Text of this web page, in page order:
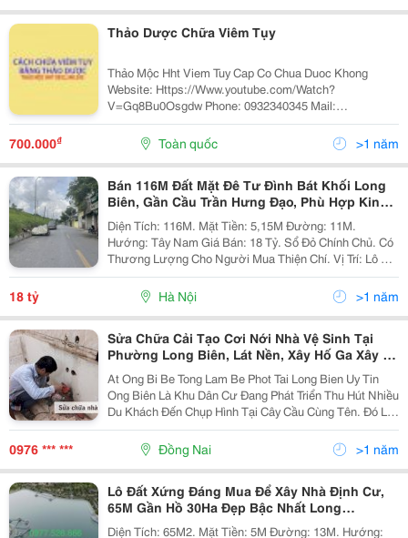
Thảo Dược Chữa Viêm Tụy
Thảo Mộc Hht Viem Tuy Cap Co Chua Duoc Khong
Website: Https://Www.youtube.com/Watch?
V=Gq8Bu0Osgdw Phone: 0932340345 Mail:
Thaomochht@Gmail.com Address: Ngõ 137, Đường
Bát Khối, Phường Long Biên, Quận Long Biên, Hà Nội
Https://Www.youtube....
700.000₫ Toàn quốc >1 năm
Bán 116M Đất Mặt Đê Tư Đình Bát Khối Long
Biên, Gần Cầu Trần Hưng Đạo, Phù Hợp Kinh
Doanh
Diện Tích: 116M. Mặt Tiền: 5,15M Đường: 11M.
Hướng: Tây Nam Giá Bán: 18 Tỷ. Sổ Đỏ Chính Chủ. Có
Thương Lượng Cho Người Mua Thiện Chí. Vị Trí: Lô Đất
Thuộc Dạng Hiếm Tại Phường Long Biên. Nằm Vị Trí
Chân Đê Bát Khối, Địa Phận Tư Đình Có Thể Làm...
18 tỷ Hà Nội >1 năm
Sửa Chữa Cải Tạo Cơi Nới Nhà Vệ Sinh Tại
Phường Long Biên, Lát Nền, Xây Hố Ga Xây Bể
Phốt | Ban Va Lap Dat Ong Bi Be Tong ;Lam Be
Phot
At Ong Bi Be Tong Lam Be Phot Tai Long Bien Uy Tin
Ong Biên Là Khu Dân Cư Đang Phát Triển Thu Hút Nhiều
Du Khách Đến Chụp Hình Tại Cây Cầu Cùng Tên. Đó Là
Một Cây Cầu Bằng Sắt Có Từ Thời Pháp Thuộc, Duyên
Dáng Bắc Qua Sông Hồng. Bên Cạnh...
0976 *** *** Đồng Nai >1 năm
Lô Đất Xứng Đáng Mua Để Xây Nhà Định Cư,
65M Gần Hồ 30Ha Đẹp Bậc Nhất Long
Biên,Trong Lành,Yên Tĩnh
Diện Tích: 65M2. Mặt Tiền: 5M Đường: 13M. Hướng: